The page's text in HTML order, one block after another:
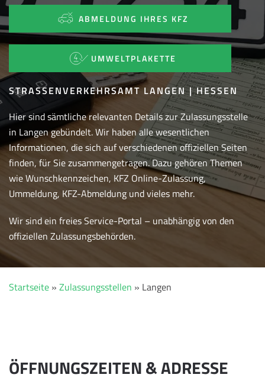
ABMELDUNG IHRES KFZ
UMWELTPLAKETTE
STRASSENVERKEHRSAMT LANGEN | HESSEN
Hier sind sämtliche relevanten Details zur Zulassungsstelle
in Langen gebündelt. Wir haben alle wesentlichen
Informationen, die sich auf verschiedenen offiziellen Seiten
finden, für Sie zusammengetragen. Dazu gehören Themen
wie Wunschkennzeichen, KFZ Online-Zulassung,
Ummeldung, KFZ-Abmeldung und vieles mehr.
Wir sind ein freies Service-Portal – unabhängig von den
offiziellen Zulassungsbehörden.
Startseite » Zulassungsstellen » Langen
ÖFFNUNGSZEITEN & ADRESSE